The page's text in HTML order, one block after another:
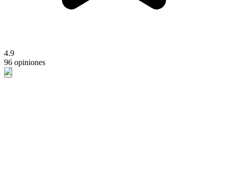
4.9
96 opiniones